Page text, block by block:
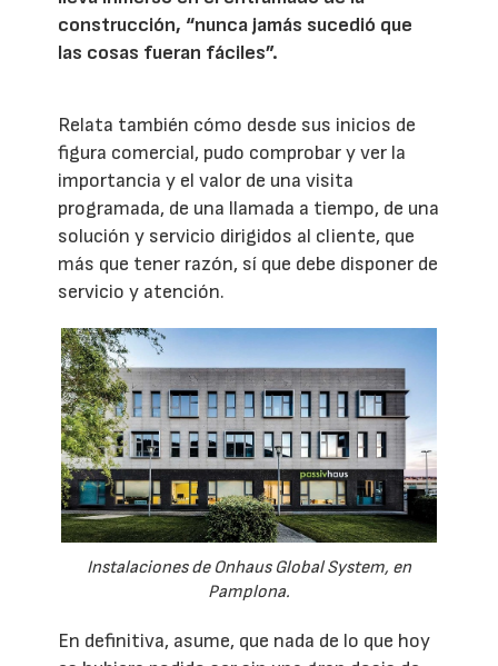
construcción, “nunca jamás sucedió que
las cosas fueran fáciles”.
Relata también cómo desde sus inicios de
figura comercial, pudo comprobar y ver la
importancia y el valor de una visita
programada, de una llamada a tiempo, de una
solución y servicio dirigidos al cliente, que
más que tener razón, sí que debe disponer de
servicio y atención.
Instalaciones de Onhaus Global System, en
Pamplona.
En definitiva, asume, que nada de lo que hoy